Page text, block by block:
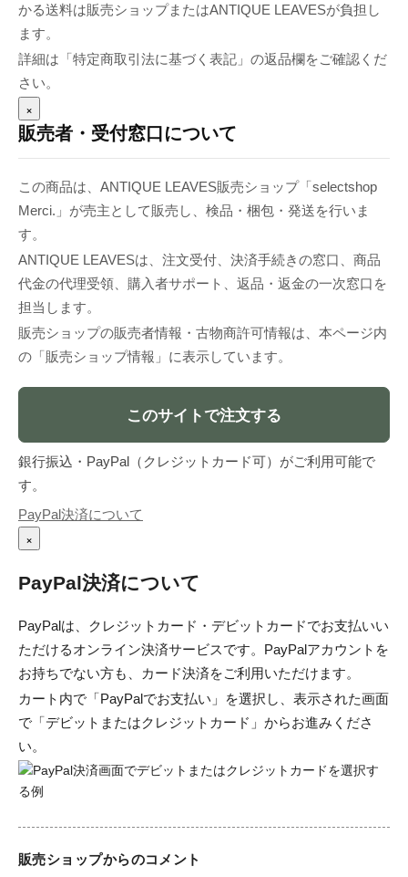
かる送料は販売ショップまたはANTIQUE LEAVESが負担し
ます。
詳細は「特定商取引法に基づく表記」の返品欄をご確認くだ
さい。
×
販売者・受付窓口について
この商品は、ANTIQUE LEAVES販売ショップ「selectshop
Merci.」が売主として販売し、検品・梱包・発送を行いま
す。
ANTIQUE LEAVESは、注文受付、決済手続きの窓口、商品
代金の代理受領、購入者サポート、返品・返金の一次窓口を
担当します。
販売ショップの販売者情報・古物商許可情報は、本ページ内
の「販売ショップ情報」に表示しています。
このサイトで注文する
銀行振込・PayPal（クレジットカード可）がご利用可能で
す。
PayPal決済について
×
PayPal決済について
PayPalは、クレジットカード・デビットカードでお支払いい
ただけるオンライン決済サービスです。PayPalアカウントを
お持ちでない方も、カード決済をご利用いただけます。
カート内で「PayPalでお支払い」を選択し、表示された画面
で「デビットまたはクレジットカード」からお進みくださ
い。
販売ショップからのコメント